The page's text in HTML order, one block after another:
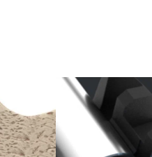
Фототехника
ТВ и проекторы